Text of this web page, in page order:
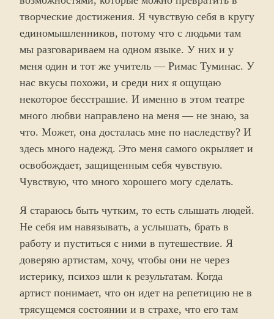
творческие достижения. Я чувствую себя в кругу
единомышленников, потому что с людьми там
мы разговариваем на одном языке. У них и у
меня один и тот же учитель — Римас Туминас. У
нас вкусы похожи, и среди них я ощущаю
некоторое бесстрашие. И именно в этом театре
много любви направлено на меня — не знаю, за
что. Может, она досталась мне по наследству? И
здесь много надежд. Это меня самого окрыляет и
освобождает, защищенным себя чувствую.
Чувствую, что много хорошего могу сделать.
Я стараюсь быть чутким, то есть слышать людей.
Не себя им навязывать, а услышать, брать в
работу и пуститься с ними в путешествие. Я
доверяю артистам, хочу, чтобы они не через
истерику, психоз шли к результатам. Когда
артист понимает, что он идет на репетицию не в
трясущемся состоянии и в страхе, что его там